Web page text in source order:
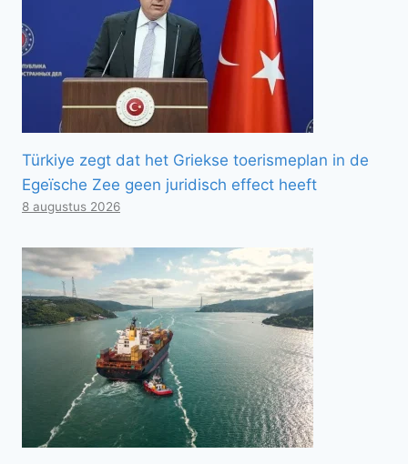
Türkiye zegt dat het Griekse toerismeplan in de
Egeïsche Zee geen juridisch effect heeft
8 augustus 2026